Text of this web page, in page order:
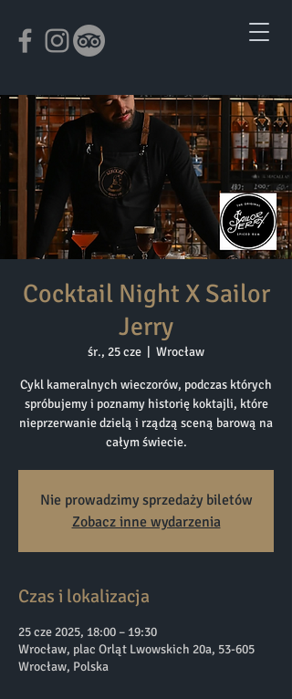
Cocktail Night X Sailor
Jerry
śr., 25 cze Wrocław
Cykl kameralnych wieczorów, podczas których
spróbujemy i poznamy historię koktajli, które
nieprzerwanie dzielą i rządzą sceną barową na
całym świecie.
Nie prowadzimy sprzedaży biletów
Zobacz inne wydarzenia
Czas i lokalizacja
25 cze 2025, 18:00 – 19:30
Wrocław, plac Orląt Lwowskich 20a, 53-605
Wrocław, Polska